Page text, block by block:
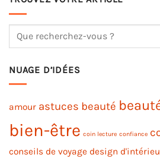
NUAGE D’IDÉES
amour astuces beauté
bien-être coin lecture confiance
conseils de voyage design